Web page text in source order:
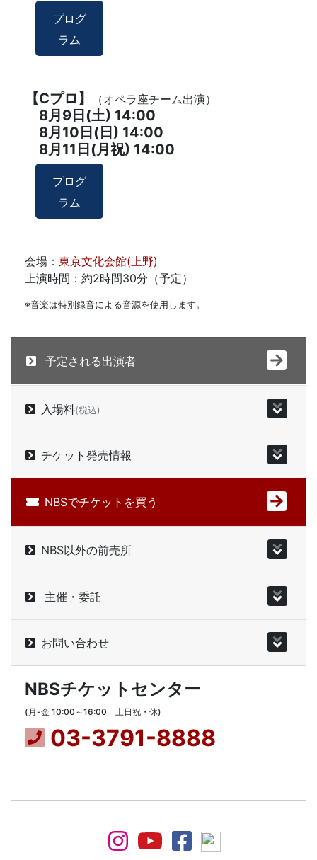
プログ
ラム
【Cプロ】 （オペラ座チーム出演）
8月9日(土) 14:00
8月10日(日) 14:00
8月11日(月祝) 14:00
プログ
ラム
会場： 東京文化会館(上野)
上演時間：約2時間30分（予定）
※音楽は特別録音による音源を使用します。
予定される出演者
入場料(税込)
チケット発売情報
NBSでチケットを買う
NBS以外の前売所
主催・委託
お問い合わせ
NBSチケットセンター
(月-金 10:00～16:00 土日祝・休)
03-3791-8888